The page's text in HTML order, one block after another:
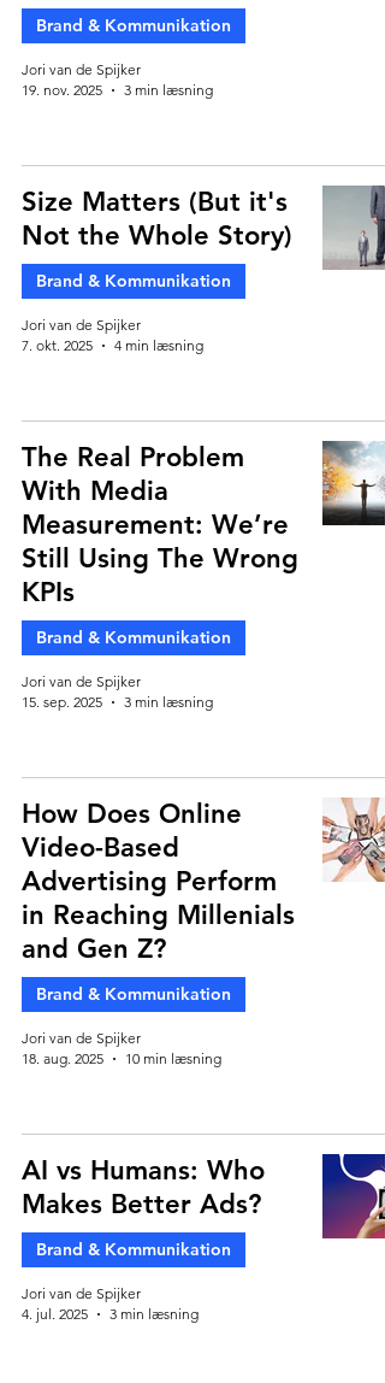
Brand & Kommunikation
Jori van de Spijker
19. nov. 2025
3 min læsning
Size Matters (But it's
Not the Whole Story)
Brand & Kommunikation
Jori van de Spijker
7. okt. 2025
4 min læsning
The Real Problem
With Media
Measurement: We’re
Still Using The Wrong
KPIs
Brand & Kommunikation
Jori van de Spijker
15. sep. 2025
3 min læsning
How Does Online
Video-Based
Advertising Perform
in Reaching Millenials
and Gen Z?
Brand & Kommunikation
Jori van de Spijker
18. aug. 2025
10 min læsning
AI vs Humans: Who
Makes Better Ads?
Brand & Kommunikation
Jori van de Spijker
4. jul. 2025
3 min læsning